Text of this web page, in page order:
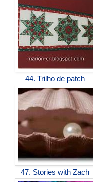
44. Trilho de patch
47. Stories with Zach